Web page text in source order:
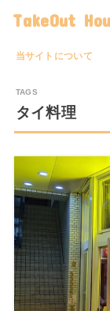
TakeOut
当サイトについて
タイ料理